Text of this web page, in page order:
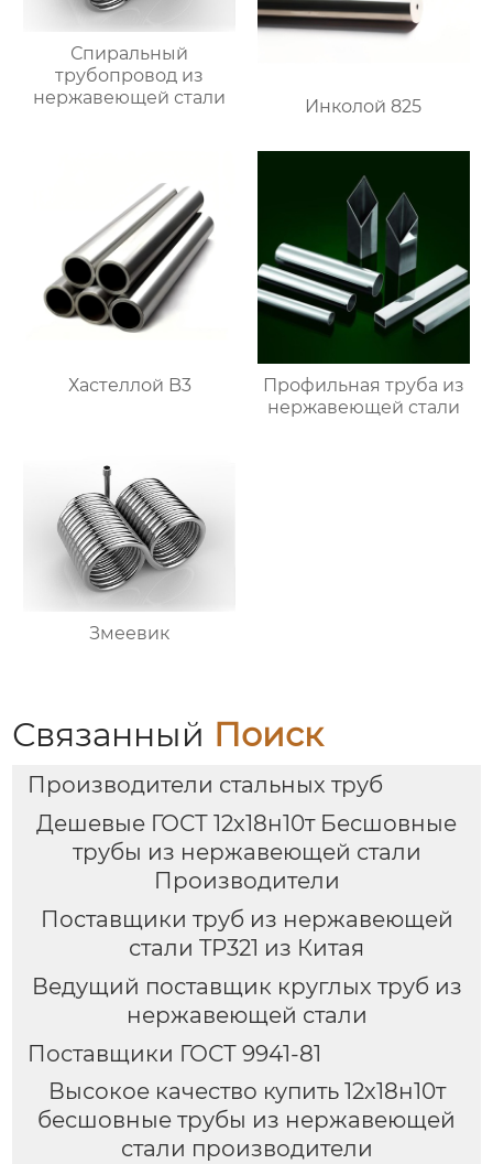
Спиральный
трубопровод из
нержавеющей стали
Инколой 825
Хастеллой B3
Профильная труба из
нержавеющей стали
Змеевик
Связанный Поиск
Производители стальных труб
Дешевые ГОСТ 12х18н10т Бесшовные
трубы из нержавеющей стали
Производители
Поставщики труб из нержавеющей
стали TP321 из Китая
Ведущий поставщик круглых труб из
нержавеющей стали
Поставщики ГОСТ 9941-81
Высокое качество купить 12х18н10т
бесшовные трубы из нержавеющей
стали производители